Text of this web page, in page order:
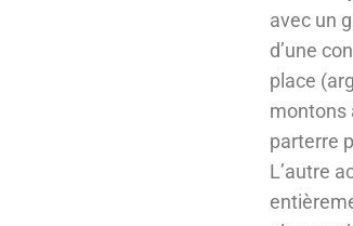
avec un
d’une
place
montons
parterre
L’autre